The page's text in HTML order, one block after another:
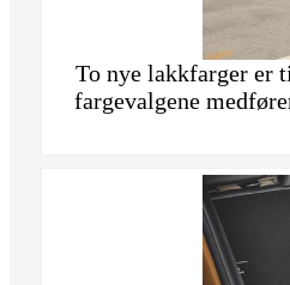
To nye lakkfarger er
fargevalgene